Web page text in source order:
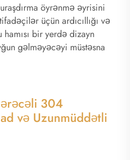
öyrənmə əyrisini
üçün ardıcıllığı və
hamısı bir yerdə dizayn
gəlməyəcəyi müstəsna
304
və Uzunmüddətli